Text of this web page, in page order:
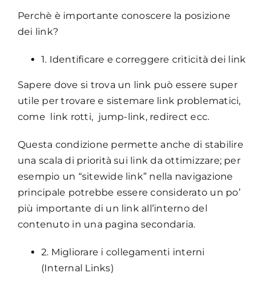
Perchè è importante conoscere la posizione
dei link?
1. Identificare e correggere criticità dei link
Sapere dove si trova un link può essere super
utile per trovare e sistemare link problematici,
come link rotti, jump-link, redirect ecc.
Questa condizione permette anche di stabilire
una scala di priorità sui link da ottimizzare; per
esempio un “sitewide link” nella navigazione
principale potrebbe essere considerato un po’
più importante di un link all’interno del
contenuto in una pagina secondaria.
2. Migliorare i collegamenti interni
(Internal Links)